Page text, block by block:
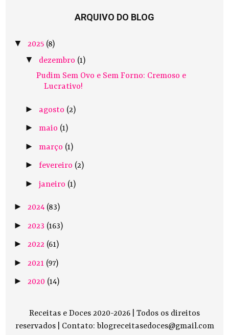
ARQUIVO DO BLOG
▼2025 (8)
▼ dezembro (1)
Pudim Sem Ovo e Sem Forno: Cremoso e
Lucrativo!
► agosto (2)
► maio (1)
► março (1)
► fevereiro (2)
► janeiro (1)
►2024 (83)
► 2023 (163)
►2022 (61)
► 2021 (97)
►2020 (14)
Receitas e Doces 2020-2026 | Todos os direitos
reservados | Contato: blogreceitasedoces@gmail.com